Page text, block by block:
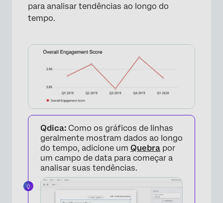
para analisar tendências ao longo do
tempo.
Qdica: Como os gráficos de linhas
geralmente mostram dados ao longo
do tempo, adicione um Quebra por
um campo de data para começar a
analisar suas tendências.